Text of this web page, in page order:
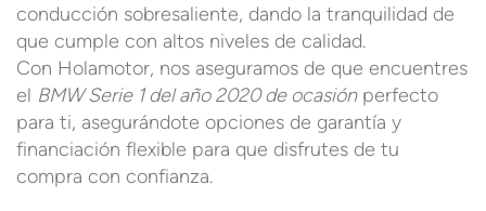
conducción sobresaliente, dando la tranquilidad de
que cumple con altos niveles de calidad.
Con Holamotor, nos aseguramos de que encuentres
el BMW Serie 1 del año 2020 de ocasiónperfecto
para ti, asegurándote opciones de garantía y
financiación flexible para que disfrutes de tu
compra con confianza.